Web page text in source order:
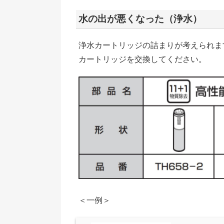
水の出が悪くなった（浄水）
浄水カートリッジの詰まりが考えられ
カートリッジを交換してください。
＜一例＞